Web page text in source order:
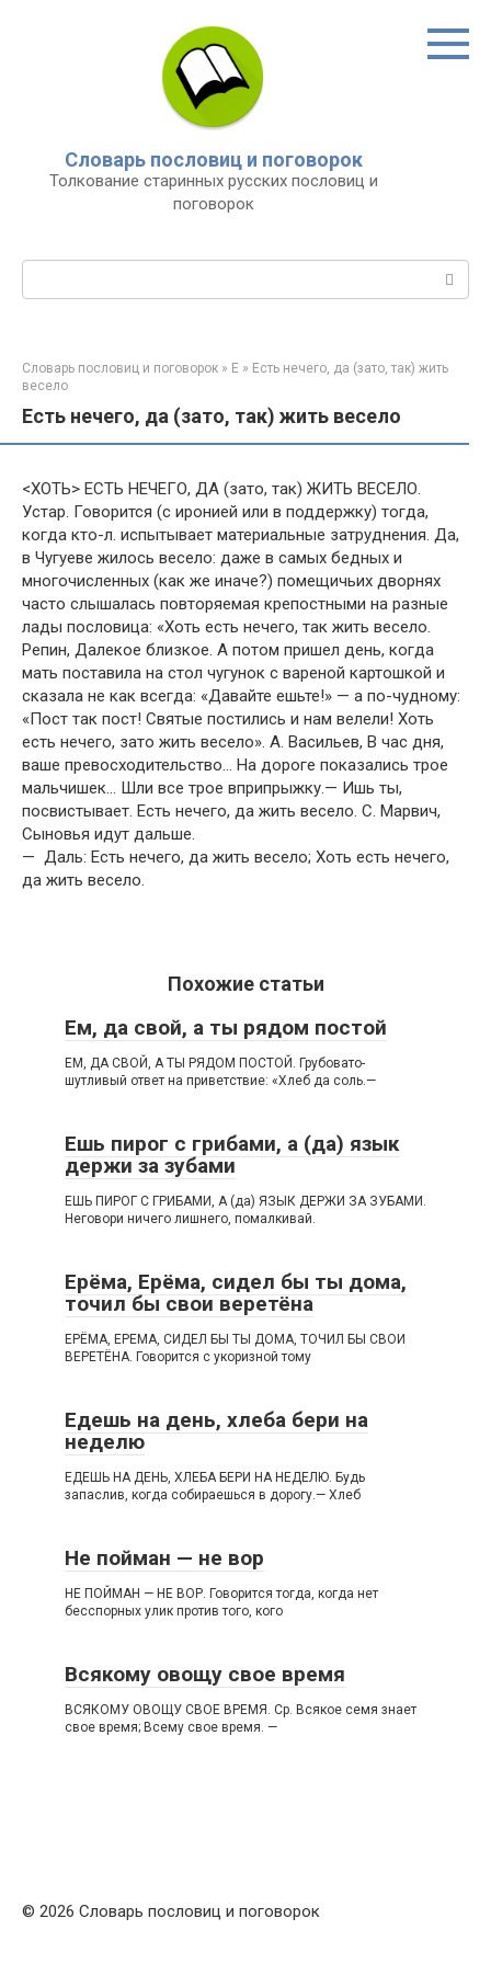
Словарь пословиц и поговорок
Толкование старинных русских пословиц и
поговорок
Словарь пословиц и поговорок » Е » Есть нечего, да (зато, так) жить
весело
Есть нечего, да (зато, так) жить весело
<ХОТЬ> ЕСТЬ НЕЧЕГО, ДА (зато, так) ЖИТЬ ВЕСЕЛО.
Устар. Говорится (с иронией или в поддержку) тогда,
когда кто-л. испытывает материальные затруднения. Да,
в Чугуеве жилось весело: даже в самых бедных и
многочисленных (как же иначе?) помещичьих дворнях
часто слышалась повторяемая крепостными на разные
лады пословица: «Хоть есть нечего, так жить весело.
Репин, Далекое близкое. А потом пришел день, когда
мать поставила на стол чугунок с вареной картошкой и
сказала не как всегда: «Давайте ешьте!» — а по-чудному:
«Пост так пост! Святые постились и нам велели! Хоть
есть нечего, зато жить весело». А. Васильев, В час дня,
ваше превосходительство… На дороге показались трое
мальчишек… Шли все трое вприпрыжку.— Ишь ты,
посвистывает. Есть нечего, да жить весело. С. Марвич,
Сыновья идут дальше.
— Даль: Есть нечего, да жить весело; Хоть есть нечего,
да жить весело.
Похожие статьи
Ем, да свой, а ты рядом постой
ЕМ, ДА СВОЙ, А ТЫ РЯДОМ ПОСТОЙ. Грубовато-
шутливый ответ на приветствие: «Хлеб да соль.—
Ешь пирог с грибами, а (да) язык
держи за зубами
ЕШЬ ПИРОГ С ГРИБАМИ, А (да) ЯЗЫК ДЕРЖИ ЗА ЗУБАМИ.
Неговори ничего лишнего, помалкивай.
Ерёма, Ерёма, сидел бы ты дома,
точил бы свои веретёна
ЕРЁМА, ЕРЕМА, СИДЕЛ БЫ ТЫ ДОМА, ТОЧИЛ БЫ СВОИ
ВЕРЕТЁНА. Говорится с укоризной тому
Едешь на день, хлеба бери на
неделю
ЕДЕШЬ НА ДЕНЬ, ХЛЕБА БЕРИ НА НЕДЕЛЮ. Будь
запаслив, когда собираешься в дорогу.— Хлеб
Не пойман — не вор
НЕ ПОЙМАН — НЕ ВОР. Говорится тогда, когда нет
бесспорных улик против того, кого
Всякому овощу свое время
ВСЯКОМУ ОВОЩУ СВОЕ ВРЕМЯ. Ср. Всякое семя знает
свое время; Всему свое время. —
© 2026 Словарь пословиц и поговорок